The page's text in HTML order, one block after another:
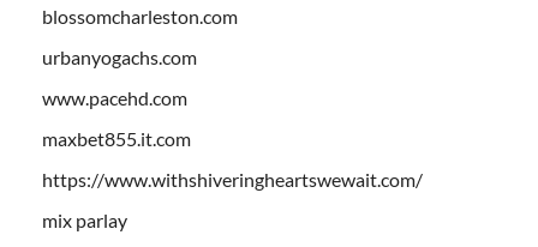
blossomcharleston.com
urbanyogachs.com
www.pacehd.com
maxbet855.it.com
https://www.withshiveringheartswewait.com/
mix parlay